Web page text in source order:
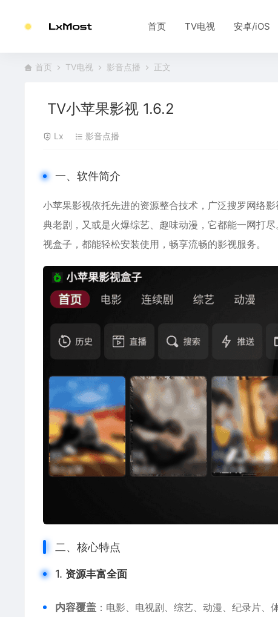
首页 TV电视 安卓/iOS
首页 TV电视 影音点播 正文
TV小苹果影视 1.6.2
Lx 影音点播
一、软件简介
小苹果影视依托先进的资源整合技术，广泛搜罗网络
典老剧，又或是火爆综艺、趣味动漫，它都能一网打
视盒子，都能轻松安装使用，畅享流畅的影视服务。
二、核心特点
1. 资源丰富全面
内容覆盖 ：电影、电视剧、综艺、动漫、纪录片